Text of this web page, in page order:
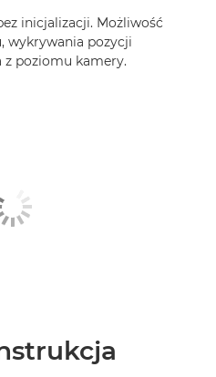
inicjalizacji. Możliwość
wykrywania pozycji
z poziomu kamery.